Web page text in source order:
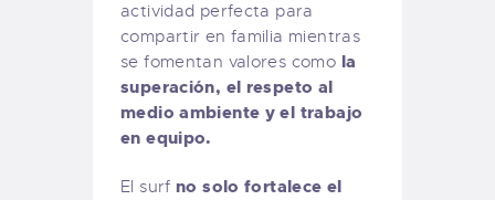
actividad perfecta para
compartir en familia mientras
se fomentan valores como la
superación, el respeto al
medio ambiente y el trabajo
en equipo.
El surf no solo fortalece el